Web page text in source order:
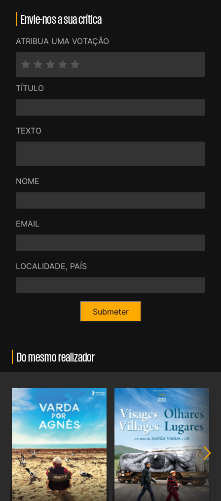
Envie-nos a sua crítica
ATRIBUA UMA VOTAÇÃO
TÍTULO
TEXTO
NOME
EMAIL
LOCALIDADE, PAÍS
Do mesmo realizador